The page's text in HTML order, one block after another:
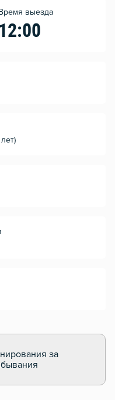
Время выезда
12:00
за